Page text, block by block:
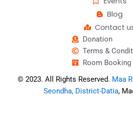
Blog
Contact
Donation
Terms &
Room Booking
© 2023. All Rights Reserved. Maa
Seondha, District-Datia,